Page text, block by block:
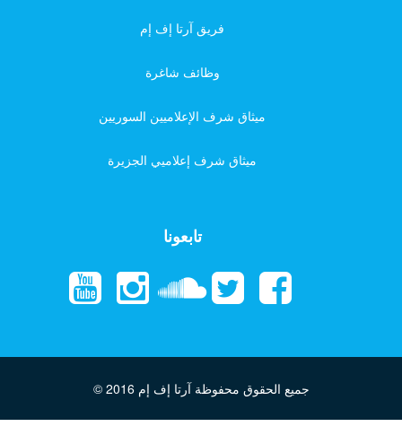
فريق آرتا إف إم
وظائف شاغرة
ميثاق شرف الإعلاميين السوريين
ميثاق شرف إعلاميي الجزيرة
تابعونا
© 2016 جميع الحقوق محفوظة آرتا إف إم